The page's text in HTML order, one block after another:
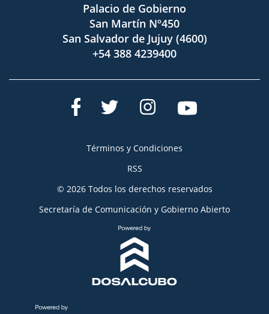
Palacio de Gobierno
San Martín Nº450
San Salvador de Jujuy (4600)
+54 388 4239400
Términos y Condiciones
RSS
© 2026 Todos los derechos reservados
Secretaría de Comunicación y Gobierno Abierto